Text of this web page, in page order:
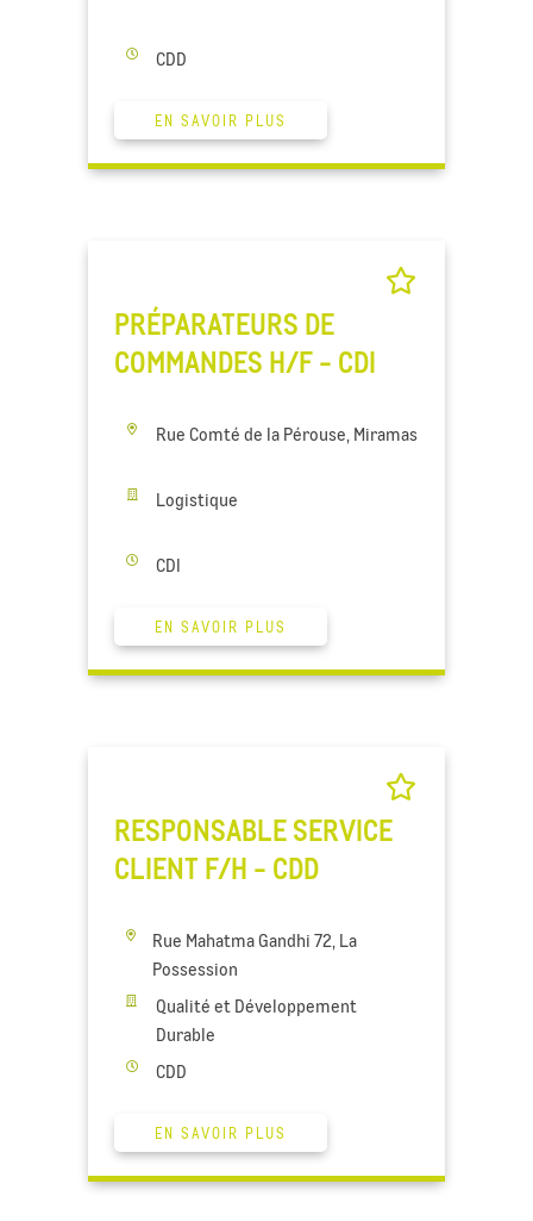
CDD
EN SAVOIR PLUS
PRÉPARATEURS DE
COMMANDES H/F - CDI
Rue Comté de la Pérouse, Miramas
CDI
Logistique
EN SAVOIR PLUS
RESPONSABLE SERVICE
CLIENT F/H - CDD
Rue Mahatma Gandhi 72, La
Possession
CDD
Qualité et Développement
Durable
EN SAVOIR PLUS